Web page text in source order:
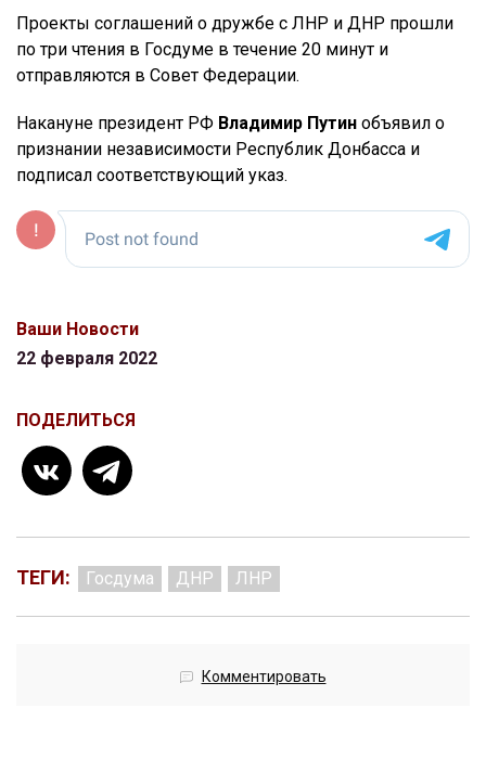
Проекты соглашений о дружбе с ЛНР и ДНР прошли
по три чтения в Госдуме в течение 20 минут и
отправляются в Совет Федерации.
Накануне президент РФ Владимир Путин объявил о
признании независимости Республик Донбасса и
подписал соответствующий указ.
Ваши Новости
22 февраля 2022
ПОДЕЛИТЬСЯ
ТЕГИ: Госдума ДНР ЛНР
Комментировать